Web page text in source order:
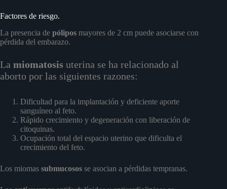
Factores de riesgo.
La presencia de pólipos mayores de 2 cm puede asociarse con
pérdida del embarazo.
La miomatosis uterina se ha relacionado al
aborto por las siguientes razones:
Dificultad para la implantación y deficiente aporte
sanguíneo al feto.
Rápido crecimiento y degeneración con liberación de
citoquinas.
Ocupación total del espacio uterino que dificulta el
crecimiento del feto.
Los miomas submucosos se asocian a pérdidas tempranas.